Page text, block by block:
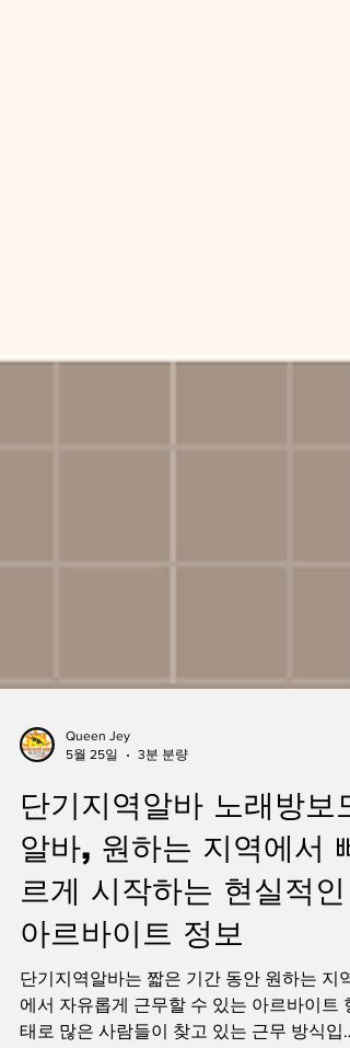
Queen Jey
5월 25일
3분 분량
단기지역알바 노래방보도
알바, 원하는 지역에서 빠
르게 시작하는 현실적인
아르바이트 정보
단기지역알바는 짧은 기간 동안 원하는 지역